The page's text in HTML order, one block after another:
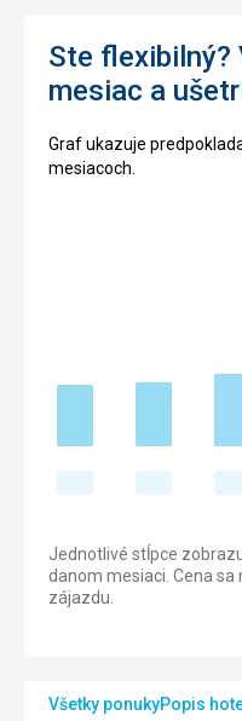
Ste
mesiac a
Graf ukazuje
mesiacoch.
Jednotlivé stĺpce
danom mesiaci. Cena
zájazdu.
Všetky ponukyPopis